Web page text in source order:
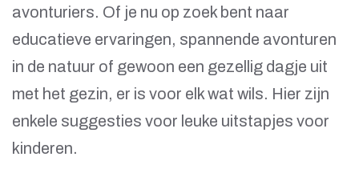
avonturiers. Of je nu op zoek bent naar
educatieve ervaringen, spannende avonturen
in de natuur of gewoon een gezellig dagje uit
met het gezin, er is voor elk wat wils. Hier zijn
enkele suggesties voor leuke uitstapjes voor
kinderen.